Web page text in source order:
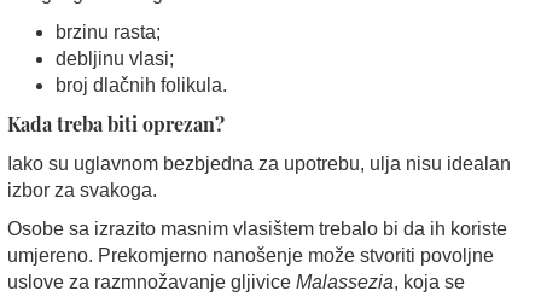
brzinu rasta;
debljinu vlasi;
broj dlačnih folikula.
Kada treba biti oprezan?
Iako su uglavnom bezbjedna za upotrebu, ulja nisu idealan
izbor za svakoga.
Osobe sa izrazito masnim vlasištem trebalo bi da ih koriste
umjereno. Prekomjerno nanošenje može stvoriti povoljne
uslove za razmnožavanje gljivice Malassezia, koja se